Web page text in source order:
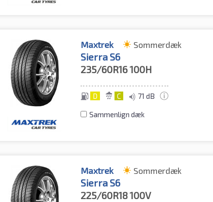
Maxtrek Sommerdæk
Sierra S6
235/60R16100H
D C 71 dB
Sammenlign dæk
Maxtrek Sommerdæk
Sierra S6
225/60R18100V